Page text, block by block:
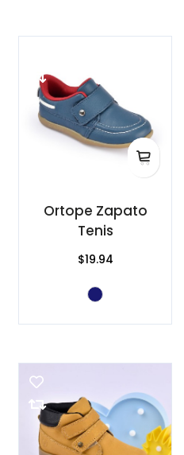
Ortope Zapato
Tenis
$19.94